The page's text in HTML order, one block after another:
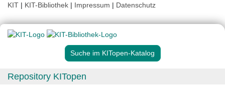
KIT | KIT-Bibliothek | Impressum | Datenschutz
Suche im KITopen-Katalog
Repository KITopen